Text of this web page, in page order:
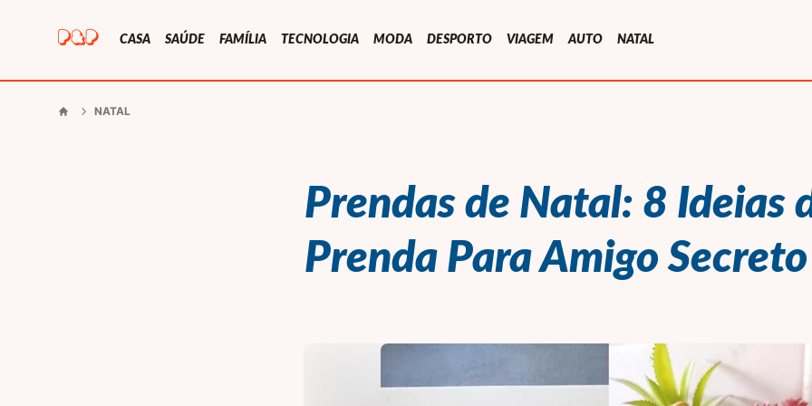
Presentes e Prendas
CASA SAÚDE FAMÍLIA TECNOLOGIA MODA DESPORTO VIAGEM AUTO NATAL
NATAL
Prendas de Natal: 8 Ideias
Prenda Para Amigo Secreto